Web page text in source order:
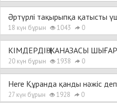
Әртүрлі тақырыпқа қатысты
18 күн бұрын 1043 0
КІМДЕРДІҢ ЖАНАЗАСЫ
20 күн бұрын 1938 0
Неге Құранда қанды нәжіс
27 күн бұрын 1928 0